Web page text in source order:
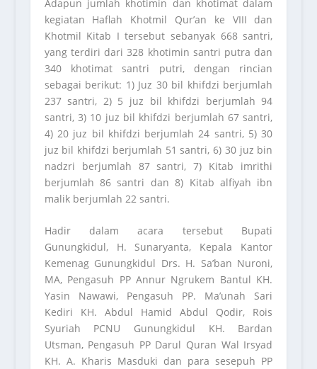
Adapun jumlah khotimin dan khotimat dalam
kegiatan Haflah Khotmil Qur’an ke VIII dan
Khotmil Kitab I tersebut sebanyak 668 santri,
yang terdiri dari 328 khotimin santri putra dan
340 khotimat santri putri, dengan rincian
sebagai berikut: 1) Juz 30 bil khifdzi berjumlah
237 santri, 2) 5 juz bil khifdzi berjumlah 94
santri, 3) 10 juz bil khifdzi berjumlah 67 santri,
4) 20 juz bil khifdzi berjumlah 24 santri, 5) 30
juz bil khifdzi berjumlah 51 santri, 6) 30 juz bin
nadzri berjumlah 87 santri, 7) Kitab imrithi
berjumlah 86 santri dan 8) Kitab alfiyah ibn
malik berjumlah 22 santri.
Hadir dalam acara tersebut Bupati
Gunungkidul, H. Sunaryanta, Kepala Kantor
Kemenag Gunungkidul Drs. H. Sa’ban Nuroni,
MA, Pengasuh PP Annur Ngrukem Bantul KH.
Yasin Nawawi, Pengasuh PP. Ma’unah Sari
Kediri KH. Abdul Hamid Abdul Qodir, Rois
Syuriah PCNU Gunungkidul KH. Bardan
Utsman, Pengasuh PP Darul Quran Wal Irsyad
KH. A. Kharis Masduki dan para sesepuh PP